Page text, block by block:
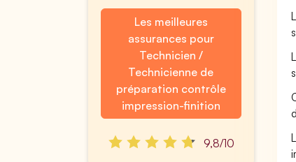
Les meilleures
assurances pour
Technicien /
Technicienne de
préparation contrôle
impression-finition
9,8/10